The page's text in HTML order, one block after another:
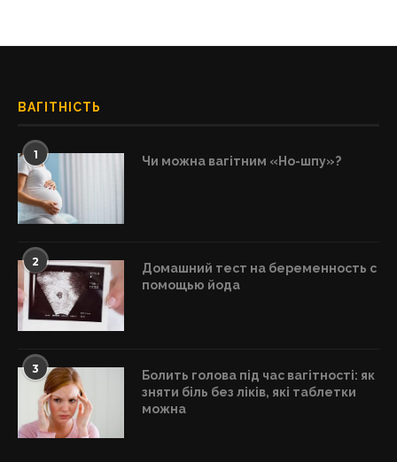
ВАГІТНІСТЬ
1 Чи можна вагітним «Но-шпу»?
2
Домашний тест на беременность с
помощью йода
3
Болить голова під час вагітності: як
зняти біль без ліків, які таблетки
можна